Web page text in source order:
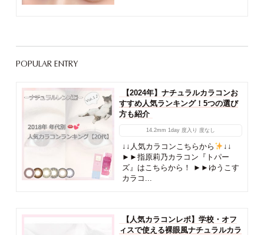
POPULAR ENTRY
【2024年】ナチュラルカラコンお
すすめ人気ランキング！5つの選び
方も紹介
14.2mm 1day 度入り 度なし
↓↓人気カラコンこちらから
↓↓
►►指原莉乃カラコン『トパー
ズ』はこちらから！ ►►ゆうこす
カラコ...
【人気カラコンレポ】学校・オフ
ィスで使える裸眼風ナチュラルカラ